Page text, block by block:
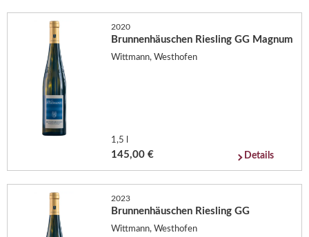
2020
Brunnenhäuschen Riesling GG Magnum
Wittmann, Westhofen
1,5 l
145,00 € Details
2023
Brunnenhäuschen Riesling GG
Wittmann, Westhofen